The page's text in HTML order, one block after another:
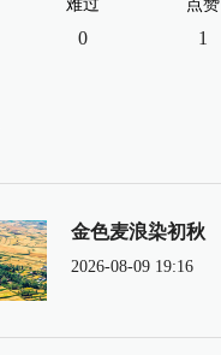
难过
0
点赞
1
金色麦浪染初秋
2026-08-09 19:16